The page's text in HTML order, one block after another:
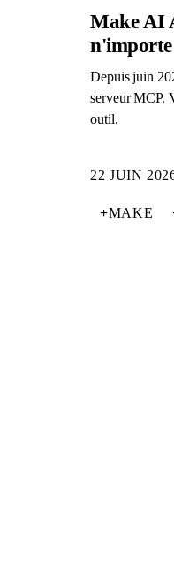
Make AI
Depuis juin
serveur MCP.
outil.
22 JUIN
+MAKE